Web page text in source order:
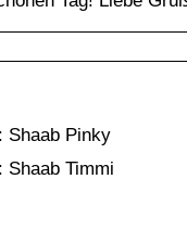
Shaab Pinky
Shaab Timmi